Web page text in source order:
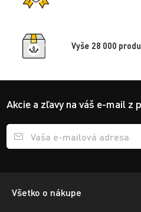
Vyše 28 000
Akcie a zľavy na váš e-mail z
Přihlášení e-mailu k odběru
Všetko o nákupe